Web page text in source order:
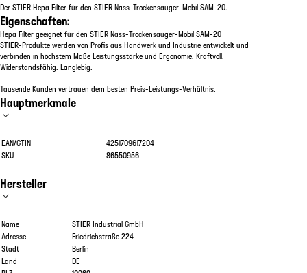
Der STIER Hepa Filter für den STIER Nass-Trockensauger-Mobil SAM-20.
Eigenschaften:
Hepa Filter geeignet für den STIER Nass-Trockensauger-Mobil SAM-20
STIER-Produkte werden von Profis aus Handwerk und Industrie entwickelt und
verbinden in höchstem Maße Leistungsstärke und Ergonomie. Kraftvoll.
Widerstandsfähig. Langlebig.
Tausende Kunden vertrauen dem besten Preis-Leistungs-Verhältnis.
Hauptmerkmale
EAN/GTIN
4251709617204
SKU
86550956
Hersteller
Name
STIER Industrial GmbH
Adresse
Friedrichstraße 224
Stadt
Berlin
Land
DE